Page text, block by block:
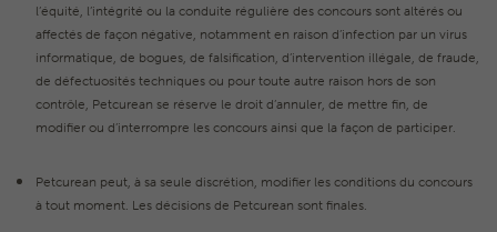
l’équité, l’intégrité ou la conduite régulière des concours sont altérés ou
affectés de façon négative, notamment en raison d’infection par un virus
informatique, de bogues, de falsification, d’intervention illégale, de fraude,
de défectuosités techniques ou pour toute autre raison hors de son
contrôle, Petcurean se réserve le droit d’annuler, de mettre fin, de
modifier ou d’interrompre les concours ainsi que la façon de participer.
Petcurean peut, à sa seule discrétion, modifier les conditions du concours
à tout moment. Les décisions de Petcurean sont finales.